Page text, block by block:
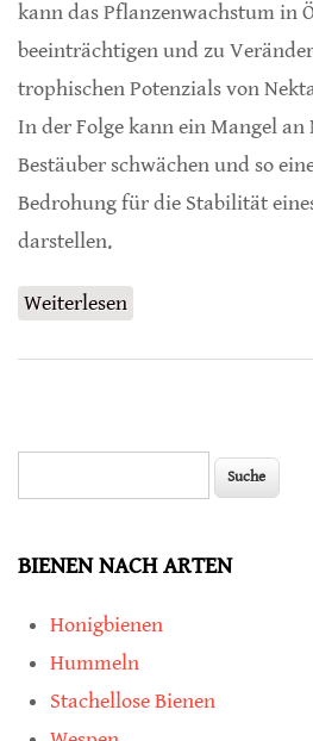
kann das Pflanzenwachstum in
beeinträchtigen und zu
trophischen Potenzials von
In der Folge kann ein Mangel
Bestäuber schwächen und so
Bedrohung für die Stabilität
darstellen.
Weiterlesen
BIENEN NACH ARTEN
Honigbienen
Hummeln
Stachellose Bienen